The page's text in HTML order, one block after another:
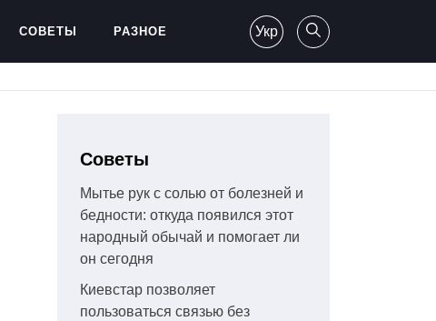
СОВЕТЫ РАЗНОЕ Укр
Советы
Мытье рук с солью от болезней и
бедности: откуда появился этот
народный обычай и помогает ли
он сегодня
Киевстар позволяет
пользоваться связью без